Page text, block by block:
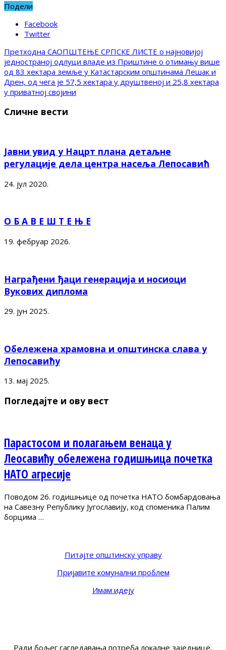
Подели
Facebook
Twitter
Претходна САОПШТЕЊЕ СРПСКЕ ЛИСТЕ о најновијој
једностраној одлуци владе из Приштине о отимању више
од 83 хектара земље у Катастарским општинама Лешак и
Дрен, од чега је 57,5 хектара у друштвеној и 25,8 хектара
у приватној својини
Сличне вести
Јавни увид у Нацрт плана детаљне
регулације дела центра насеља Лепосавић
24. јул 2020.
О Б А В Е Ш Т Е Њ Е
19. фебруар 2026.
Награђени ђаци генерација и носиоци
Вукових диплома
29. јун 2025.
Обележена храмовна и општинска слава у
Лепосавићу
13. мај 2025.
Погледајте и ову вест
Парастосом и полагањем венаца у
Леосавићу обележена годишњица почетка
НАТО агресије
Поводом 26. годишњице од почетка НАТО бомбардовања
на Савезну Републику Југославију, код споменика Палим
борцима …
Питајте општинску управу
Пријавите комунални проблем
Имам идеју
Ради бољег сагледавања потреба локалне заједнице,